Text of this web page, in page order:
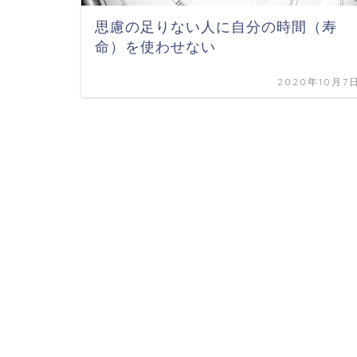
思慮の足りない人に自分の時間（寿
命）を使わせない
2020年10月7